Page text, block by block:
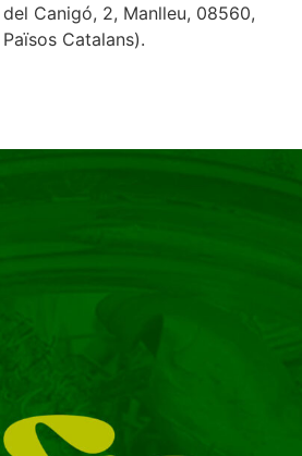
Canigó, 2, Manlleu, 08560,
Països Catalans).